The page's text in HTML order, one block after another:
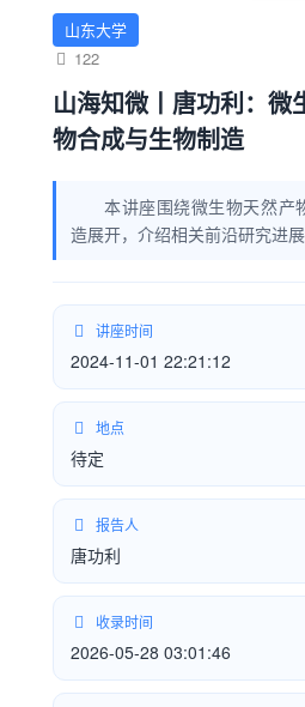
山东大学
122
山海知微丨唐功利：微
物合成与生物制造
本讲座围绕微生物天然产
造展开，介绍相关前沿研究进展
讲座时间
2024-11-01 22:21:12
地点
待定
报告人
唐功利
收录时间
2026-05-28 03:01:46